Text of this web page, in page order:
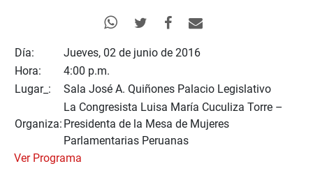
Día:
Jueves, 02 de junio de 2016
Hora:
4:00 p.m.
Lugar_:
Sala José A. Quiñones Palacio Legislativo
Organiza:
La Congresista Luisa María Cuculiza Torre –
Presidenta de la Mesa de Mujeres
Parlamentarias Peruanas
Ver Programa